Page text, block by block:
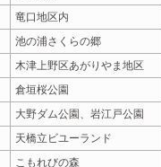
竜口地区内
池の浦さくらの郷
木津上野区あがりやま地区
倉垣桜公園
大野ダム公園、岩江戸公園
天橋立ビユーランド
こもれびの森